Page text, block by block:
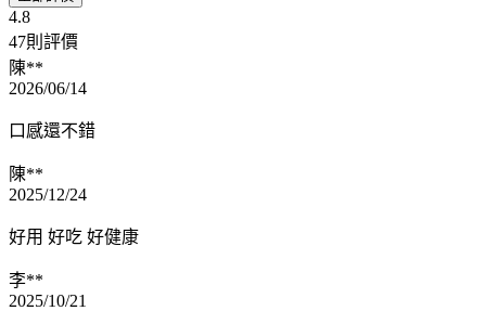
4.8
47則評價
陳**
2026/06/14
口感還不錯
陳**
2025/12/24
好用 好吃 好健康
李**
2025/10/21